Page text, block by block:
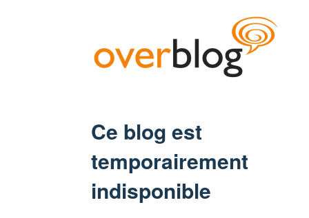
Ce blog est
temporairement
indisponible